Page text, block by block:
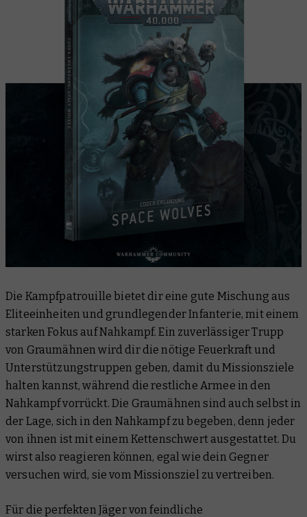
Die Kampfpatrouille bietet dir eine gute Mischung aus
Eliteeinheiten und grundlegender Infanterie, mit einem
starken Fokus auf Nahkampf. Ein zuverlässiger Trupp
von Graumähnen wird dir die nötige Feuerkraft und
Unterstützungstruppen geben, damit du Missionsziele
halten kannst, während die restliche Armee in den
Nahkampf vorrückt. Die Graumähnen sind auch selbst in
der Lage, sich in den Nahkampf zu begeben, denn jeder
von ihnen ist mit einem Kettenschwert ausgestattet. Du
wirst also reagieren können, egal wie dein Gegner
versuchen wird, sie vom Missionsziel zu vertreiben.
Für die perfekten Jäger von feindliche